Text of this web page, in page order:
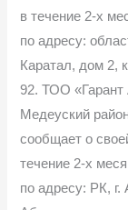
в течение 2-х
по адресу:
Каратал, дом 2,
92. ТОО
Медеуский
сообщает о
течение 2-х
по адресу: РК,